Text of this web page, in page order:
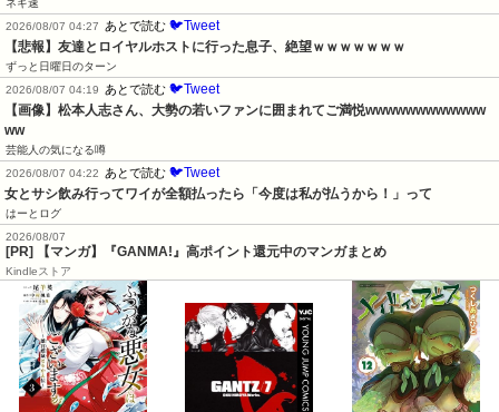
ネギ速
2026/08/07 04:27
あとで読む 🐦Tweet
【悲報】友達とロイヤルホストに行った息子、絶望ｗｗｗｗｗｗｗ
ずっと日曜日のターン
2026/08/07 04:19
あとで読む 🐦Tweet
【画像】松本人志さん、大勢の若いファンに囲まれてご満悦wwwwwwwwwwww
ww
芸能人の気になる噂
2026/08/07 04:22
あとで読む 🐦Tweet
女とサシ飲み行ってワイが全額払ったら「今度は私が払うから！」って
はーとログ
2026/08/07
[PR] 【マンガ】『GANMA!』高ポイント還元中のマンガまとめ
Kindleストア